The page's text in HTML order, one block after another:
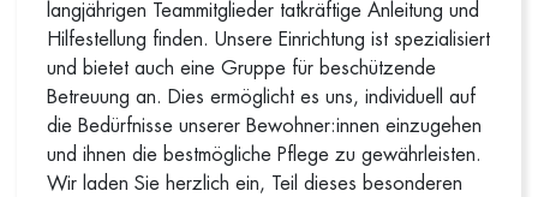
langjährigen Teammitglieder tatkräftige Anleitung und
Hilfestellung finden. Unsere Einrichtung ist spezialisiert
und bietet auch eine Gruppe für beschützende
Betreuung an. Dies ermöglicht es uns, individuell auf
die Bedürfnisse unserer Bewohner:innen einzugehen
und ihnen die bestmögliche Pflege zu gewährleisten.
Wir laden Sie herzlich ein, Teil dieses besonderen